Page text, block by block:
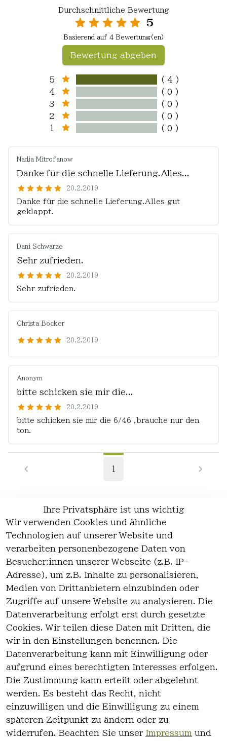
Durchschnittliche Bewertung
5
Basierend auf 4 Bewertung(en)
Bewertung abgeben
5
( 4 )
4
( 0 )
3
( 0 )
2
( 0 )
1
( 0 )
Nadja Mitrofanow
Danke für die schnelle Lieferung.Alles...
20.2.2019
Danke für die schnelle Lieferung.Alles gut
geklappt.
Dani Schwarze
Sehr zufrieden.
20.2.2019
Sehr zufrieden.
Christa Bocker
20.2.2019
Anonym
bitte schicken sie mir die...
20.2.2019
bitte schicken sie mir die 6/46 ,brauche nur den
ton.
1
EU-Verantwortliche Person - klicken Sie
für Details
Ihre Privatsphäre ist uns wichtig
Wir verwenden Cookies und ähnliche
Technologien auf unserer Website und
verarbeiten personenbezogene Daten von
Besucher:innen unserer Webseite (z.B. IP-
Adresse), um z.B. Inhalte zu personalisieren,
Medien von Drittanbietern einzubinden oder
Zugriffe auf unsere Website zu analysieren. Die
Datenverarbeitung erfolgt erst durch gesetzte
Cookies. Wir teilen diese Daten mit Dritten, die
wir in den Einstellungen benennen. Die
Datenverarbeitung kann mit Einwilligung oder
aufgrund eines berechtigten Interesses erfolgen.
Die Zustimmung kann erteilt oder abgelehnt
werden. Es besteht das Recht, nicht
einzuwilligen und die Einwilligung zu einem
späteren Zeitpunkt zu ändern oder zu
widerrufen. Beachten Sie unser Impressum und
es
AGB
Datenschutz
Widerrufsre
Kontakt
Kontakt
Registrieren